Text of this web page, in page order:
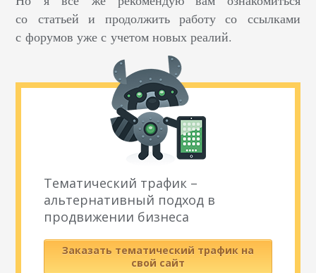
со статьей и продолжить работу со ссылками
с форумов уже с учетом новых реалий.
Тематический трафик –
альтернативный подход в
продвижении бизнеса
Заказать тематический трафик на
свой сайт